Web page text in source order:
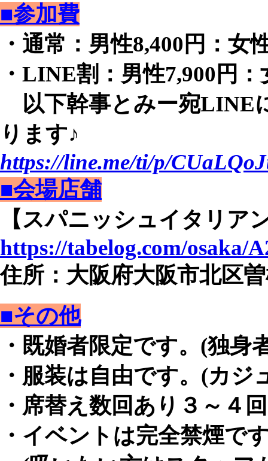
■参加費
・通常：男性8,400円：女
・LINE割：男性7,900円：
以下幹事とみー宛LINE
ります♪
https://line.me/ti/p/
■会場店舗
【スパニッシュイタリア
https://tabelog.com/osaka/
住所：大阪府大阪市北区
■その他
・既婚者限定です。(独身
・服装は自由です。(カ
・席替え数回あり３～４回
・イベントは完全禁煙で